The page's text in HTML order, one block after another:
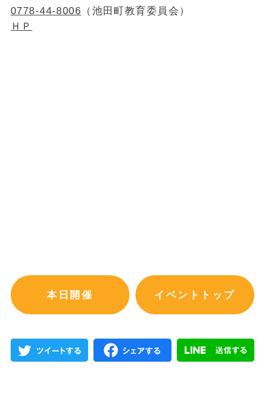
0778-44-8006 （池田町教育委員会）
ＨＰ
本日開催 イベントトップ